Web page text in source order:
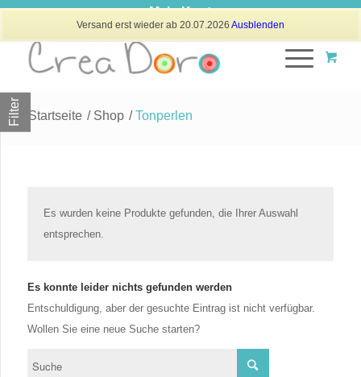
Mein Konto
Startseite / Shop / Tonperlen
Es wurden keine Produkte gefunden, die Ihrer Auswahl
entsprechen.
Es konnte leider nichts gefunden werden
Entschuldigung, aber der gesuchte Eintrag ist nicht verfügbar.
Wollen Sie eine neue Suche starten?
Filter
Versand erst wieder ab 20.07.2026 Ausblenden